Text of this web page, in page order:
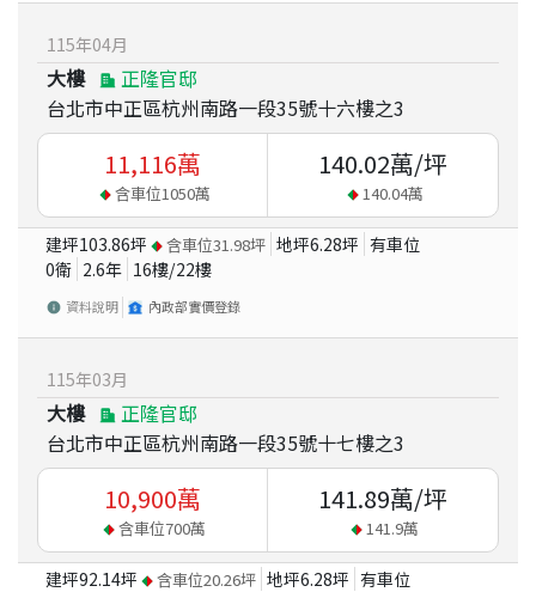
115年04月
大樓
正隆官邸
台北市中正區杭州南路一段35號十六樓之3
11,116萬
含車位1050萬
140.02萬/坪
140.04萬
建坪103.86坪 含車位31.98坪 地坪6.28坪 有車位
0衛 2.6年 16樓/22樓
資料說明 內政部實價登錄
115年03月
大樓
正隆官邸
台北市中正區杭州南路一段35號十七樓之3
10,900萬
含車位700萬
141.89萬/坪
141.9萬
建坪92.14坪 含車位20.26坪 地坪6.28坪 有車位